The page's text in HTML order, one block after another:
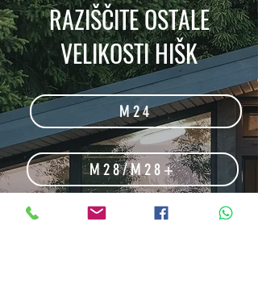
RAZIŠČITE OSTALE
VELIKOSTI HIŠK
M24
M28/M28+